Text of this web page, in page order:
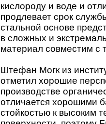
кислороду и воде и
продлевает срок
стальной основе
в сложных и
материал совместим с
Штефан Могк из
отметил хорошие
производстве
отличается хорошими
стойкостью к высоким